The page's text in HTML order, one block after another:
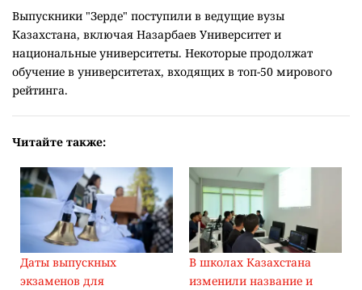
Выпускники "Зерде" поступили в ведущие вузы
Казахстана, включая Назарбаев Университет и
национальные университеты. Некоторые продолжат
обучение в университетах, входящих в топ-50 мирового
рейтинга.
Читайте также:
Даты выпускных
экзаменов для
В школах Казахстана
изменили название и